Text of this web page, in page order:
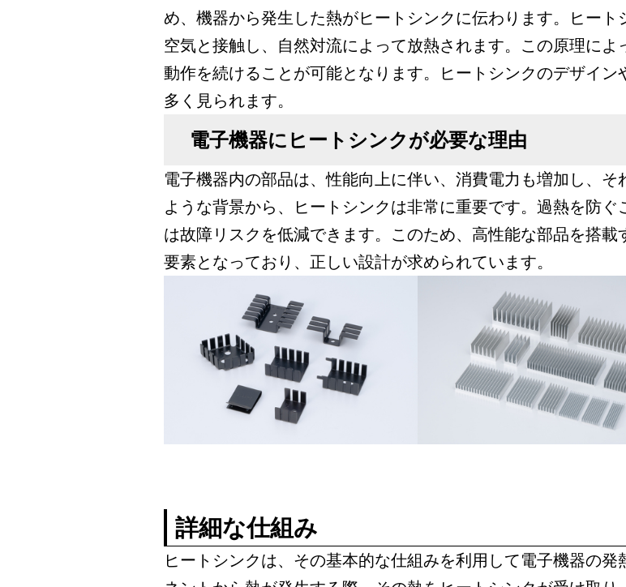
め、機器から発生した熱がヒートシンクに伝わります。ヒー
空気と接触し、自然対流によって放熱されます。この原理に
動作を続けることが可能となります。ヒートシンクのデザイ
多く見られます。
電子機器にヒートシンクが必要な理由
電子機器内の部品は、性能向上に伴い、消費電力も増加し、
ような背景から、ヒートシンクは非常に重要です。過熱を防
は故障リスクを低減できます。このため、高性能な部品を搭
要素となっており、正しい設計が求められています。
詳細な仕組み
ヒートシンクは、その基本的な仕組みを利用して電子機器の